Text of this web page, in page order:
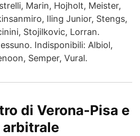
Marin, Hojholt, Meister,
Iling Junior, Stengs,
Stojilkovic, Lorran.
Indisponibili: Albiol,
Semper, Vural.
di Verona-Pisa e
arbitrale